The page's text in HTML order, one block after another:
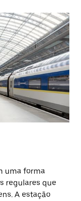
uma forma
regulares que
A estação